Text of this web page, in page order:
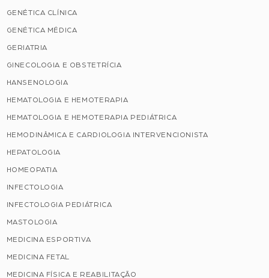
GENÉTICA CLÍNICA
GENÉTICA MÉDICA
GERIATRIA
GINECOLOGIA E OBSTETRÍCIA
HANSENOLOGIA
HEMATOLOGIA E HEMOTERAPIA
HEMATOLOGIA E HEMOTERAPIA PEDIÁTRICA
HEMODINÂMICA E CARDIOLOGIA INTERVENCIONISTA
HEPATOLOGIA
HOMEOPATIA
INFECTOLOGIA
INFECTOLOGIA PEDIÁTRICA
MASTOLOGIA
MEDICINA ESPORTIVA
MEDICINA FETAL
MEDICINA FÍSICA E REABILITAÇÃO